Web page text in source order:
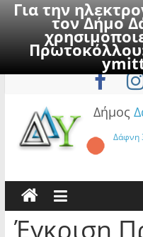
Για την
τον Δήμο
to
Δήμος
Δάφνη
Έγκριση